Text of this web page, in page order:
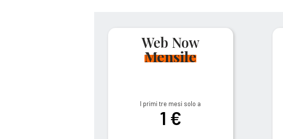
Web Now
Mensile
I primi tre mesi solo a
1 €